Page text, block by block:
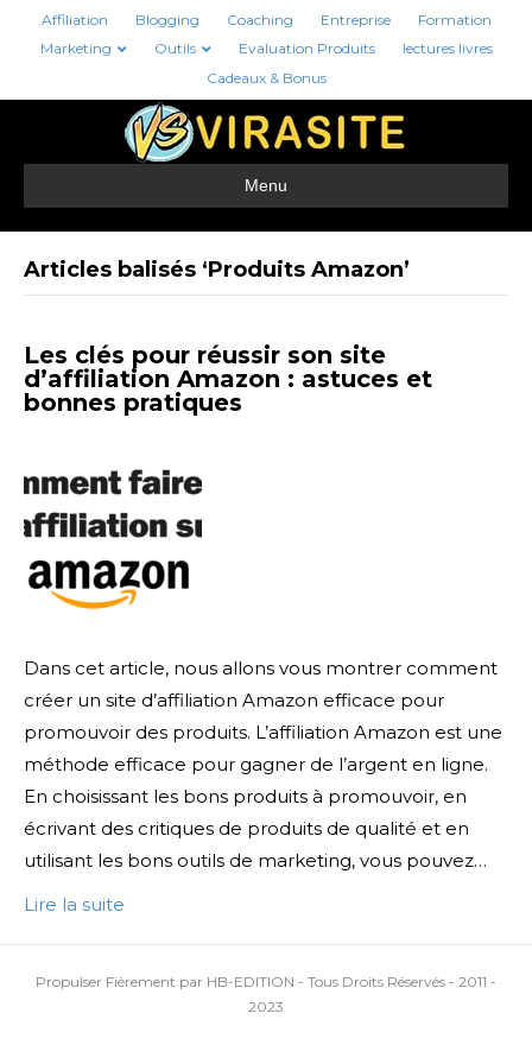
Affiliation Blogging Coaching Entreprise
Formation
Marketing
Outils Evaluation Produits
lectures livres
Cadeaux & Bonus
Menu
Articles balisés ‘Produits Amazon’
Les clés pour réussir son site
d’affiliation Amazon : astuces et
bonnes pratiques
Dans cet article, nous allons vous montrer comment
créer un site d’affiliation Amazon efficace pour
promouvoir des produits. L’affiliation Amazon est une
méthode efficace pour gagner de l’argent en ligne.
En choisissant les bons produits à promouvoir, en
écrivant des critiques de produits de qualité et en
utilisant les bons outils de marketing, vous pouvez…
Lire la suite
Propulser Fièrement par HB-EDITION - Tous Droits Réservés - 2011 -
2023